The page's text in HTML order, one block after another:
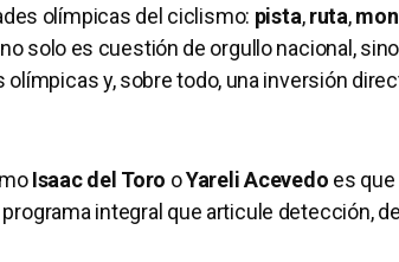
olímpicas del ciclismo: pista,ruta,
solo es cuestión de orgullo nacional,
y, sobre todo, una inversión
Isaac del Toro oYareli Acevedo es
programa integral que articule detección,